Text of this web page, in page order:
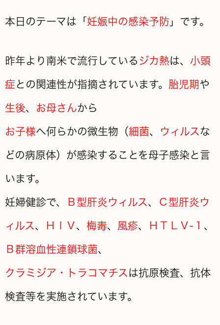
本日のテーマは「 妊娠中の感染予防 」です。
昨年より南米で流行している ジカ熱は、 小頭
症との関連性が指摘されています。 胎児期や
生後、 お母さんから
お子様へ何らかの微生物（細菌、 ウィルスな
どの病原体）が感染することを母子感染と言
います。
妊婦健診で、 Ｂ型肝炎ウィルス、 Ｃ型肝炎ウ
ィルス、 ＨＩＶ 、 梅毒、 風疹、 ＨＴＬＶ-１ 、
Ｂ群溶血性連鎖球菌、
クラミジア・トラコマチス は抗原検査、抗体
検査等を実施されています。